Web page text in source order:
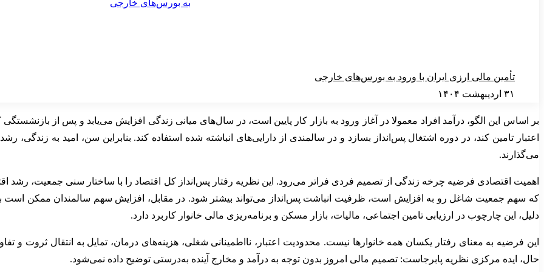
تأمین مالی ارزی ایران با ورود به بورس‌های خارجی
۳۱ اردیبهشت ۱۴۰۴
بر اساس این الگو، درآمد افراد معمولا در آغاز ورود به بازار کار پایین است، در سال‌های میانی زندگی افزایش می‌یابد و پس از
اعتبار تامین کند، در دوره اشتغال پس‌انداز بسازد و در سالمندی از دارایی‌های انباشته شده استفاده کند. بنابراین سن، امید به زندگی،
می‌گذارند.
اهمیت اقتصادی فرضیه چرخه زندگی از تصمیم فردی فراتر می‌رود. این نظریه رفتار پس‌انداز کل اقتصاد را با ساختار سنی جمعیت،
که سهم جمعیت شاغل رو به افزایش است، ظرفیت انباشت پس‌انداز می‌تواند بیشتر شود. در مقابل، افزایش سهم سالمندان ممکن است
دلیل، این چارچوب در ارزیابی تامین اجتماعی، مالیات، بازار مسکن و برنامه‌ریزی مالی خانوار کاربرد دارد.
این فرضیه به معنای رفتار یکسان همه خانوارها نیست. محدودیت اعتبار، نااطمینانی شغلی، هزینه‌های درمان، تمایل به انتقال ثروت و
حال، ایده مرکزی نظریه پابرجاست: تصمیم مالی امروز بدون توجه به درآمد و مخارج آینده به‌درستی توضیح داده نمی‌شود.